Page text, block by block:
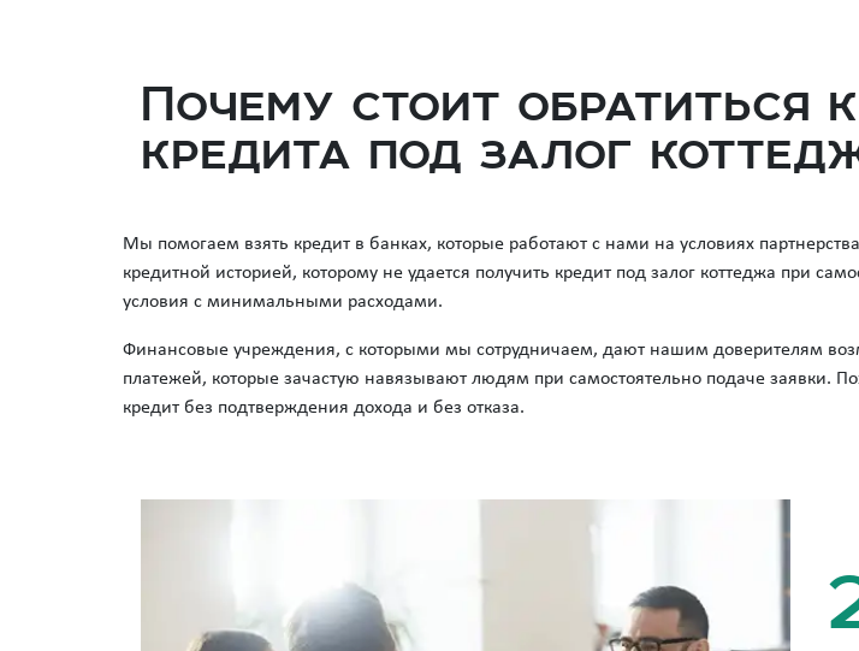
Почему стоит обратиться
кредита под залог
Мы помогаем взять кредит в банках, которые работают с нами на условиях
кредитной историей, которому не удается получить кредит под залог коттеджа при
условия с минимальными расходами.
Финансовые учреждения, с которыми мы сотрудничаем, дают нашим доверителям
платежей, которые зачастую навязывают людям при самостоятельно подаче
кредит без подтверждения дохода и без отказа.